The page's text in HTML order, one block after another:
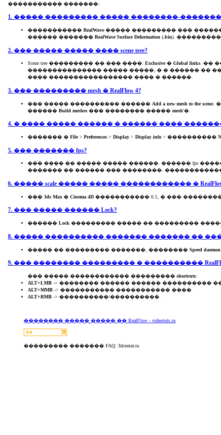
����������� �������:
1. ����� ��������� ����� ��������-
����������� RealWave����� ��������� ���
������ ������� RealWave Surface Deformation (.bin).
2. ��� ����� ����� ���� scene tree?
Scene tree ��������� �� ��� ����: Exclusive� Global links. ��
��������������� ����� �����, � � ������ ��
���� ����������������� ���� � ������.
3. ��� ��������� mesh � RealFlow 4?
��� ����� ���������� ������ Add a new mesh to the scene.
������ Build meshes ��� �������� ����� mesh'�.
4. � ���� ����� ������ � ������ ����
������� � File> Preferences > Display > Display info > ����������
5. ��� ������� fps?
��� ���� �� ����� ����� ������. ������ fps
������� �� ������ ��� ��������.
6. ����� scale ����� ����� ������������ �
��� 3ds Max � Cinema 4D ����������� 0.1, � ���
7. ��� ����� ������ Lock?
������ Lock ��������� ����� �� ���������
8. ����� ���������� ������� ������� ��
����� �� ��������� �������, �������� Speed daemon
9. ��� �������� ��������� � ����������
��� ����� ������������ ��������� shortcuts:
ALT+LMB -> �������� ������ ������ ����������
ALT+MMB -> ����������� ����������� ����.
ALT+RMB -> ����������/����������.
�������� ����� ����� �� RealFlow - videotuts.ru
��������� ������� FAQ: 3dcenter.ru